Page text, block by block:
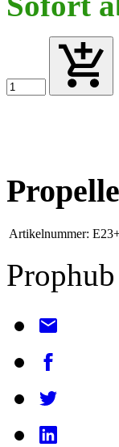
Artikelnummer:
Prophub